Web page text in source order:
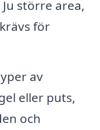
större area,
för
av
eller puts,
och